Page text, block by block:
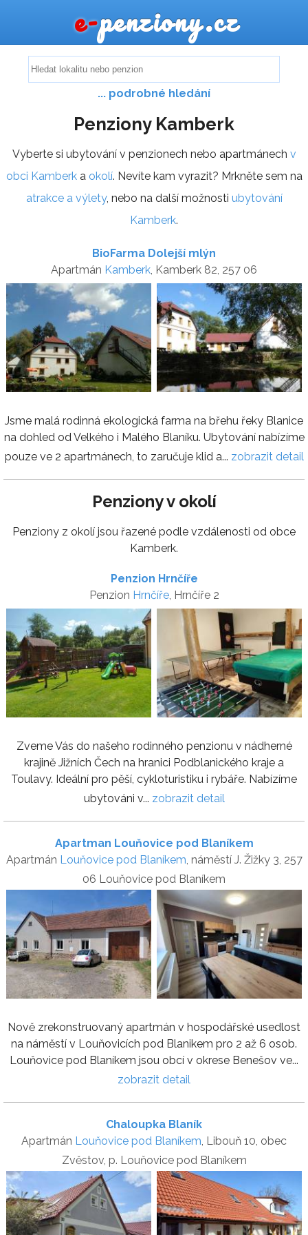
e-penziony.cz
... podrobné hledání
Penziony Kamberk
Vyberte si ubytování v penzionech nebo apartmánech v
obci Kamberka okolí. Nevíte kam vyrazit? Mrkněte sem na
atrakce a výlety, nebo na další možnosti ubytování
Kamberk.
BioFarma Dolejší mlýn
Apartmán Kamberk , Kamberk 82, 257 06
Jsme malá rodinná ekologická farma na břehu řeky Blanice
na dohled od Velkého i Malého Blaníku. Ubytování nabízíme
pouze ve 2 apartmánech, to zaručuje klid a... zobrazit detail
Penziony v okolí
Penziony z okolí jsou řazené podle vzdálenosti od obce
Kamberk.
Penzion Hrnčíře
Penzion Hrnčíře, Hrnčíře 2
Zveme Vás do našeho rodinného penzionu v nádherné
krajině Jižních Čech na hranici Podblanického kraje a
Toulavy. Ideální pro pěší, cykloturistiku i rybáře. Nabízíme
ubytováni v... zobrazit detail
Apartman Louňovice pod Blaníkem
Apartmán Louňovice pod Blaníkem, náměstí J. Žižky 3, 257
06 Louňovice pod Blaníkem
Nově zrekonstruovaný apartmán v hospodářské usedlost
na náměstí v Louňovicích pod Blanikem pro 2 až 6 osob.
Louňovice pod Blaníkem jsou obcí v okrese Benešov ve...
zobrazit detail
Chaloupka Blaník
Apartmán Louňovice pod Blaníkem, Libouň 10, obec
Zvěstov, p. Louňovice pod Blaníkem